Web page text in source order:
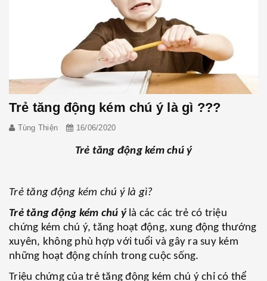
Trẻ tăng động kém chú ý là gì ???
Tùng Thiện 16/06/2020
Trẻ tăng động kém chú ý
Trẻ tăng động kém chú ý là gì?
Trẻ tăng động kém chú ýlà các các trẻ có triệu
chứng kém chú ý, tăng hoạt động, xung động thướng
xuyên, không phù hợp với tuổi và gây ra suy kém
những hoạt động chính trong cuộc sống.
Triệu chứng của trẻ tăng động kém chú ý chỉ có thể